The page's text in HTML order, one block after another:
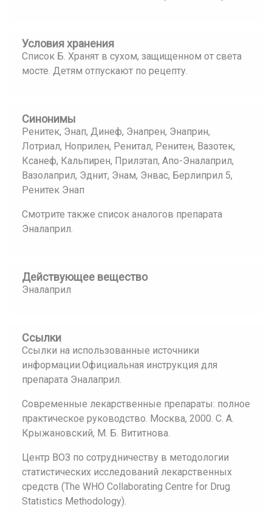
Условия хранения
Список Б. Хранят в сухом, защищенном от света
мосте. Детям отпускают по рецепту.
Синонимы
Ренитек, Энап, Динеф, Энапрен, Энаприн,
Лотриал, Ноприлен, Ренитал, Ренитен, Вазотек,
Ксанеф, Кальпирен, Прилэтап, Апо-Эналаприл,
Вазолаприл, Эднит, Энам, Энвас, Берлиприл 5,
Ренитек Энап
Смотрите также список аналогов препарата
Эналаприл.
Действующее вещество
Эналаприл
Ссылки
Ссылки на использованные источники
информации.Официальная инструкция для
препарата Эналаприл.
Современные лекарственные препараты: полное
практическое руководство. Москва, 2000. С. А.
Крыжановский, М. Б. Вититнова.
Центр ВОЗ по сотрудничеству в методологии
статистических исследований лекарственных
средств (The WHO Collaborating Centre for Drug
Statistics Methodology).